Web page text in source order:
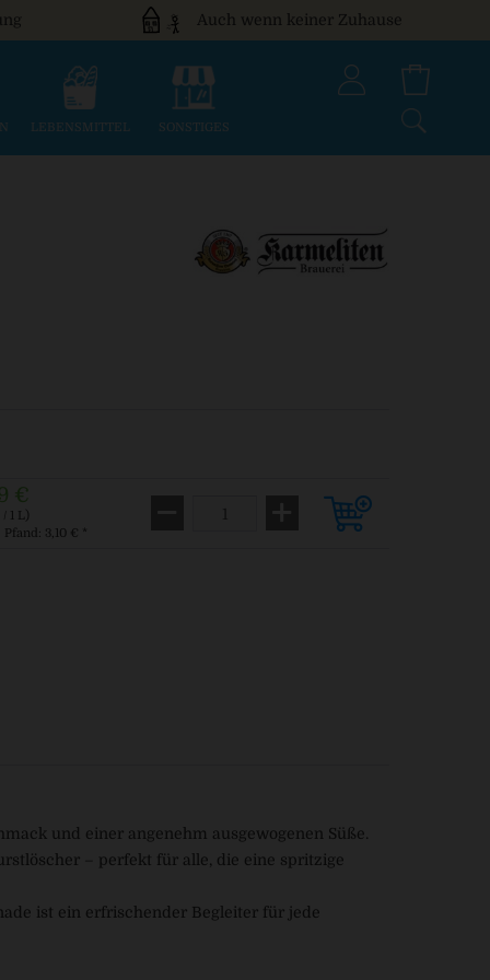
Auch wenn keiner Zuhause
LEBENSMITTEL SONSTIGES
€
1 L)
Pfand: 3,10 € *
und einer angenehm ausgewogenen Süße.
– perfekt für alle, die eine spritzige
ist ein erfrischender Begleiter für jede